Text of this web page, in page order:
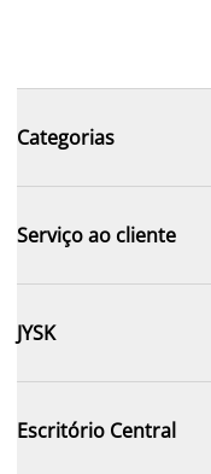
Categorias
Serviço ao cliente
JYSK
Escritório Central